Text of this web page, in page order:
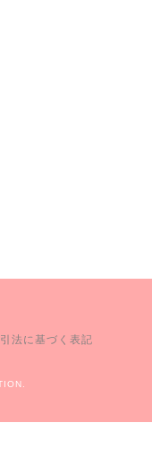
法に基づく表記